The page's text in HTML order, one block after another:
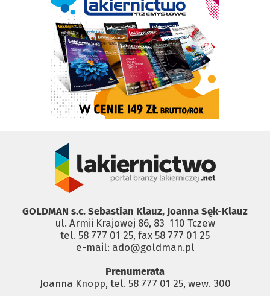
GOLDMAN s.c. Sebastian Klauz, Joanna Sęk-Klauz
ul. Armii Krajowej 86, 83 ­ 110 Tczew
tel. 58 777 01 25, fax 58 777 01 25
e-mail: ado@goldman.pl
Prenumerata
Joanna Knopp, tel. 58 777 01 25, wew. 300